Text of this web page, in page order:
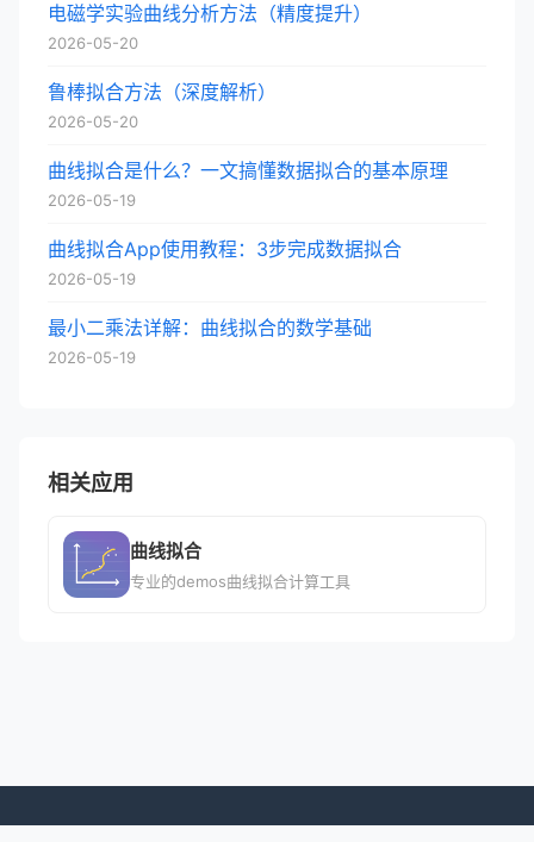
电磁学实验曲线分析方法（精度提升）
2026-05-20
鲁棒拟合方法（深度解析）
2026-05-20
曲线拟合是什么？一文搞懂数据拟合的基本原理
2026-05-19
曲线拟合App使用教程：3步完成数据拟合
2026-05-19
最小二乘法详解：曲线拟合的数学基础
2026-05-19
相关应用
曲线拟合
专业的demos曲线拟合计算工具